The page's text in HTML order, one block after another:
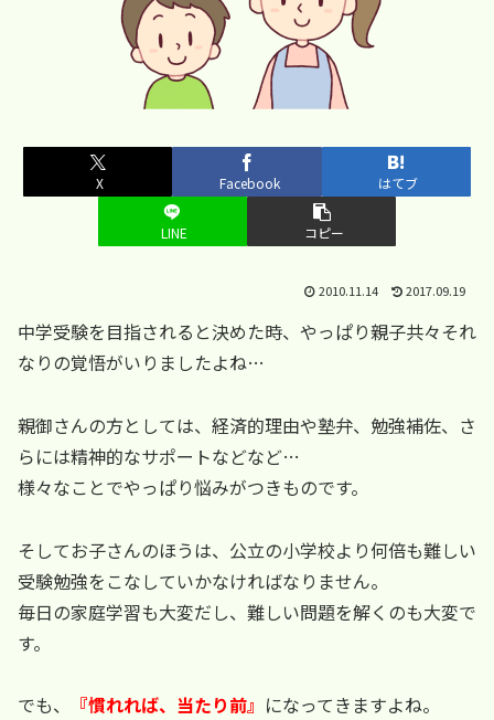
X Facebook はてブ
LINE コピー
2010.11.14 2017.09.19
中学受験を目指されると決めた時、やっぱり親子共々それ
なりの覚悟がいりましたよね…
親御さんの方としては、経済的理由や塾弁、勉強補佐、さ
らには精神的なサポートなどなど…
様々なことでやっぱり悩みがつきものです。
そしてお子さんのほうは、公立の小学校より何倍も難しい
受験勉強をこなしていかなければなりません。
毎日の家庭学習も大変だし、難しい問題を解くのも大変で
す。
でも、 『慣れれば、当たり前』 になってきますよね。